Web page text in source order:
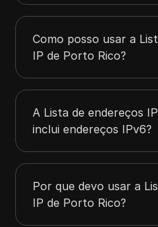
Como posso usar a
IP de Porto Rico?
A Lista de endereços
inclui endereços IPv6?
Por que devo usar a
IP de Porto Rico?